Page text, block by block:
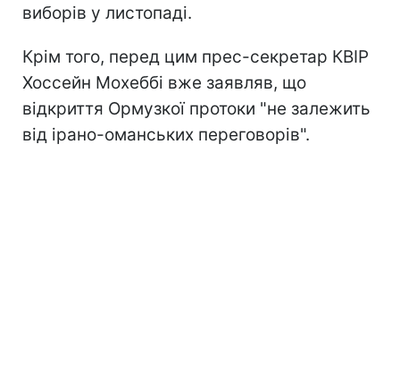
виборів у листопаді.
Крім того, перед цим прес-секретар КВІР
Хоссейн Мохеббі вже заявляв, що
відкриття Ормузкої протоки "не залежить
від ірано-оманських переговорів".